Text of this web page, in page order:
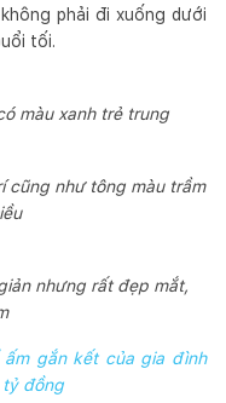
phải đi xuống dưới
tối.
màu xanh trẻ trung
cũng như tông màu trầm
nhưng rất đẹp mắt,
gắn kết của gia đình
tỷ đồng